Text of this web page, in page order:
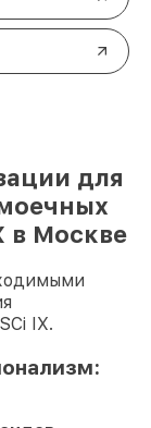
для
в Москве
IX.